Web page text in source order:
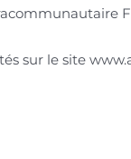
sur le site